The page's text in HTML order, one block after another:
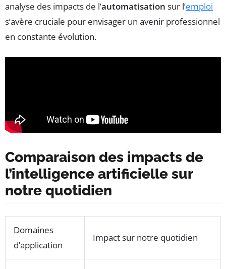
analyse des impacts de l’automatisation sur l’emploi
s’avère cruciale pour envisager un avenir professionnel
en constante évolution.
Comparaison des impacts de
l’intelligence artificielle sur
notre quotidien
Domaines
d’application
Impact sur notre quotidien